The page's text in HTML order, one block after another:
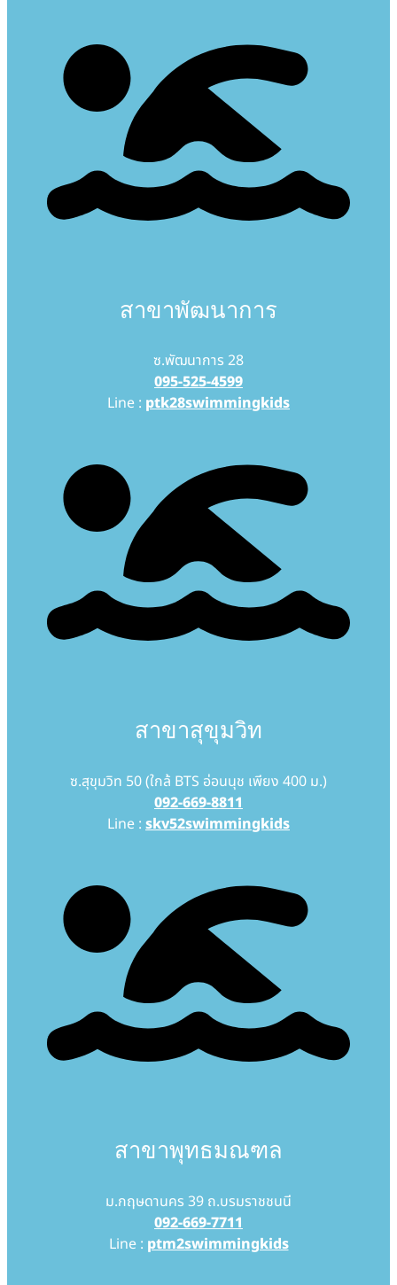
สาขาพัฒนาการ
ซ.พัฒนาการ 28
095-525-4599
Line : ptk28swimmingkids
สาขาสุขุมวิท
ซ.สุขุมวิท 50 (ใกล้ BTS อ่อนนุช เพียง 400 ม.)
092-669-8811
Line : skv52swimmingkids
สาขาพุทธมณฑล
ม.กฤษดานคร 39 ถ.บรมราชชนนี
092-669-7711
Line : ptm2swimmingkids